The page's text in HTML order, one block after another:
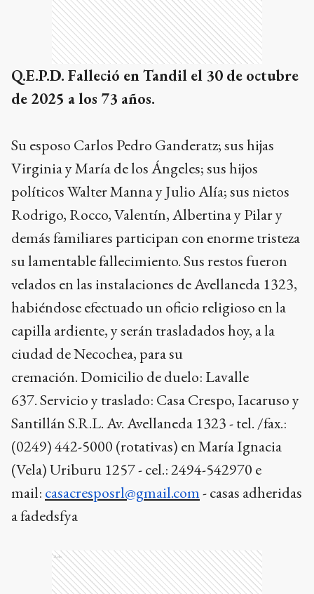
Q.E.P.D. Falleció en Tandil el 30 de octubre
de 2025 a los 73 años.
Su esposo Carlos Pedro Ganderatz;sus hijas
Virginia y María de los Ángeles;sus hijos
políticos Walter Manna y Julio Alía;sus nietos
Rodrigo, Rocco, Valentín, Albertina y Pilary
demás familiares participan con enorme tristeza
su lamentable fallecimiento. Sus restos fueron
velados en las instalaciones de Avellaneda 1323,
habiéndose efectuado un oficio religioso en la
capilla ardiente, y serán trasladados hoy, a la
ciudad de Necochea, para su
cremación. Domicilio de duelo: Lavalle
637.Servicio y traslado: Casa Crespo, Iacaruso y
Santillán S.R.L.Av. Avellaneda 1323 - tel. /fax.:
(0249) 442-5000 (rotativas) en María Ignacia
(Vela) Uriburu 1257 - cel.: 2494-542970 e
mail: casacresposrl@gmail.com- casas adheridas
a fadedsfya
Ads